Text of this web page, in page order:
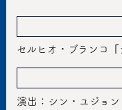
セルヒオ・ブランコ『
演出：シン・ユジョ